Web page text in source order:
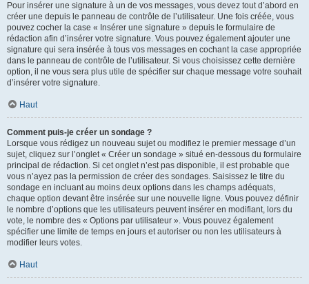
Pour insérer une signature à un de vos messages, vous devez tout d’abord en
créer une depuis le panneau de contrôle de l’utilisateur. Une fois créée, vous
pouvez cocher la case « Insérer une signature » depuis le formulaire de
rédaction afin d’insérer votre signature. Vous pouvez également ajouter une
signature qui sera insérée à tous vos messages en cochant la case appropriée
dans le panneau de contrôle de l’utilisateur. Si vous choisissez cette dernière
option, il ne vous sera plus utile de spécifier sur chaque message votre souhait
d’insérer votre signature.
Haut
Comment puis-je créer un sondage ?
Lorsque vous rédigez un nouveau sujet ou modifiez le premier message d’un
sujet, cliquez sur l’onglet « Créer un sondage » situé en-dessous du formulaire
principal de rédaction. Si cet onglet n’est pas disponible, il est probable que
vous n’ayez pas la permission de créer des sondages. Saisissez le titre du
sondage en incluant au moins deux options dans les champs adéquats,
chaque option devant être insérée sur une nouvelle ligne. Vous pouvez définir
le nombre d’options que les utilisateurs peuvent insérer en modifiant, lors du
vote, le nombre des « Options par utilisateur ». Vous pouvez également
spécifier une limite de temps en jours et autoriser ou non les utilisateurs à
modifier leurs votes.
Haut